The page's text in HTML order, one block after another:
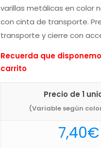
varillas metálicas en color
con cinta de transporte.
transporte y cierre con
Recuerda que
carrito
Precio de 1
(Variable según
7,40€